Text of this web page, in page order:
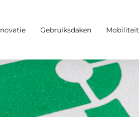
Gebruiksdaken Mobiliteit